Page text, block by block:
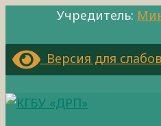
Учредитель:
Версия для